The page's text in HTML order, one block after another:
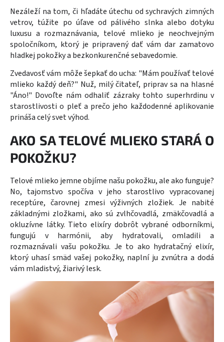
Nezáleží na tom, či hľadáte útechu od sychravých zimných
vetrov, túžite po úľave od pálivého slnka alebo dotyku
luxusu a rozmaznávania, telové mlieko je neochvejným
spoločníkom, ktorý je pripravený dať vám dar zamatovo
hladkej pokožky a bezkonkurenčné sebavedomie.
Zvedavosť vám môže šepkať do ucha: "Mám používať telové
mlieko každý deň?" Nuž, milý čitateľ, priprav sa na hlasné
"Áno!" Dovoľte nám odhaliť zázraky tohto superhrdinu v
starostlivosti o pleť a prečo jeho každodenné aplikovanie
prináša celý svet výhod.
AKO SA TELOVÉ MLIEKO STARÁ O
POKOŽKU?
Telové mlieko jemne objíme našu pokožku, ale ako funguje?
No, tajomstvo spočíva v jeho starostlivo vypracovanej
receptúre, čarovnej zmesi výživných zložiek. Je nabité
základnými zložkami, ako sú zvlhčovadlá, zmäkčovadlá a
okluzívne látky. Tieto elixíry dobrôt vybrané odborníkmi,
fungujú v harmónii, aby hydratovali, omladili a
rozmaznávali vašu pokožku. Je to ako hydratačný elixír,
ktorý uhasí smäd vašej pokožky, naplní ju zvnútra a dodá
vám mladistvý, žiarivý lesk.